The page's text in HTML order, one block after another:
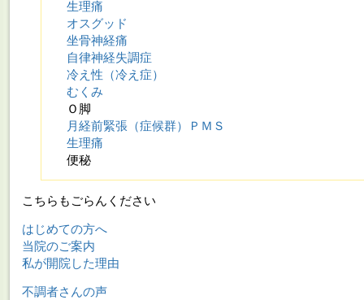
生理痛
オスグッド
坐骨神経痛
自律神経失調症
冷え性（冷え症）
むくみ
Ｏ脚
月経前緊張（症候群）ＰＭＳ
生理痛
便秘
こちらもごらんください
はじめての方へ
当院のご案内
私が開院した理由
不調者さんの声